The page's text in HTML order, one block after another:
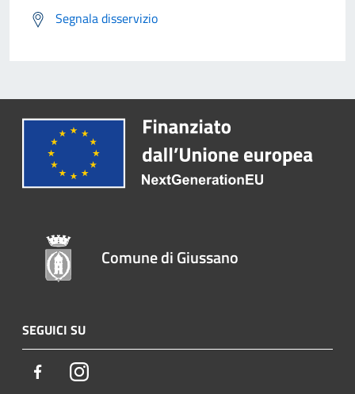
Segnala disservizio
Comune di Giussano
SEGUICI SU
FacebookInstagram